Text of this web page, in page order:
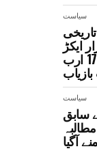
سیاست
12 لاکھ 60 ہزار ایکڑ
سرکاری اراضی واگزار، 1784 ارب
سیاست
سابق
آگیا